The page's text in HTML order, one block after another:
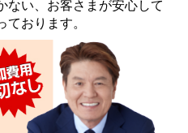
ない、お客さまが安心して
おります。